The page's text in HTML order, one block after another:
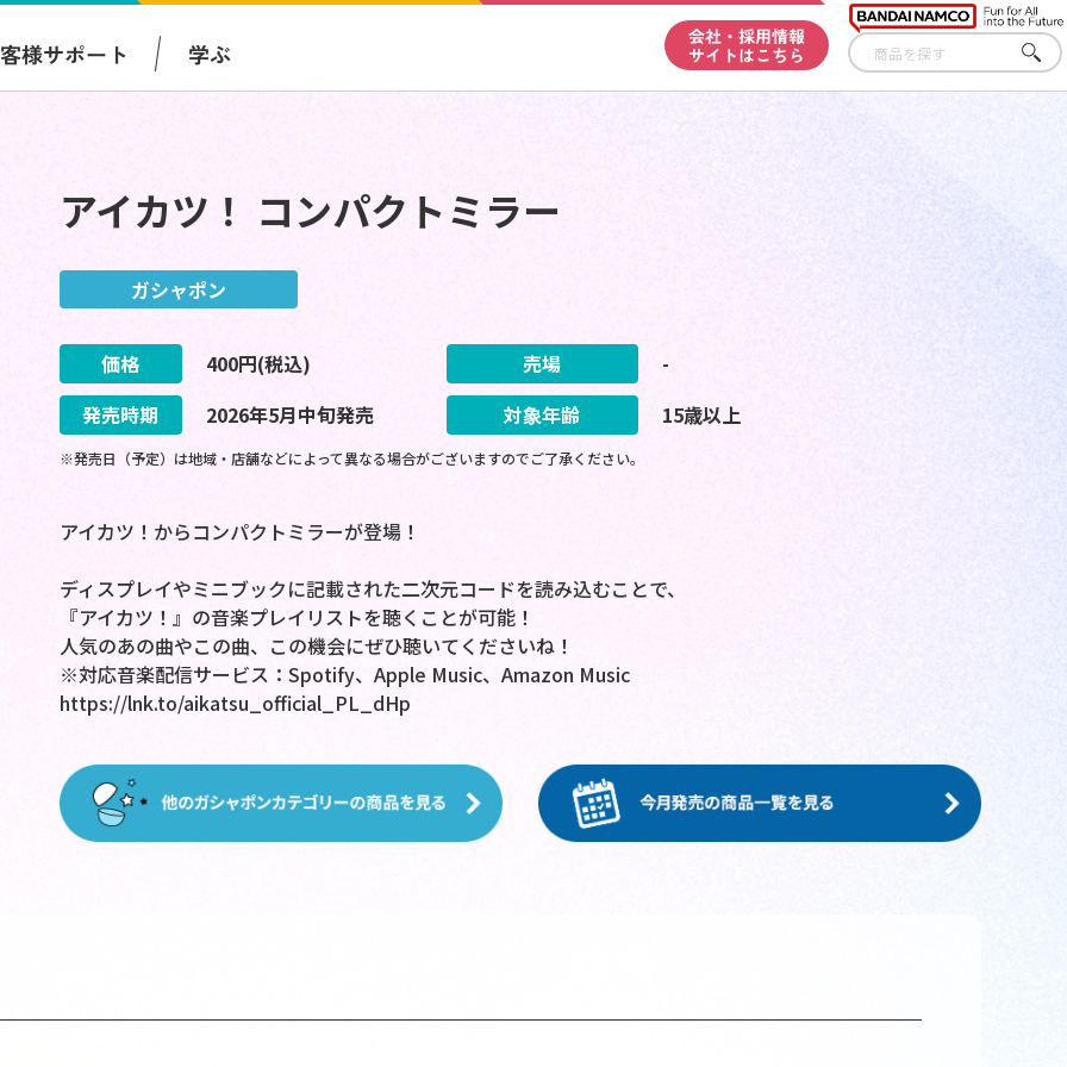
様サポート 学ぶ
会社・採用情報
サイトはこちら
さが
す
アイカツ！ コンパクトミラー
ガシャポン
価格 400円(税込) 売場
-
発売時期
2026年5月中旬発売 対象年齢 15歳以上
※発売日（予定）は地域・店舗などによって異なる場合がございますのでご了承ください。
アイカツ！からコンパクトミラーが登場！
ディスプレイやミニブックに記載された二次元コードを読み込むことで、
『アイカツ！』の音楽プレイリストを聴くことが可能！
人気のあの曲やこの曲、この機会にぜひ聴いてくださいね！
※対応音楽配信サービス：Spotify、Apple Music、Amazon Music
https://lnk.to/aikatsu_official_PL_dHp